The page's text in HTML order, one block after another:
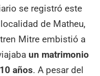
se registró este
de Matheu,
Mitre embistió a
un matrimonio
años. A pesar del